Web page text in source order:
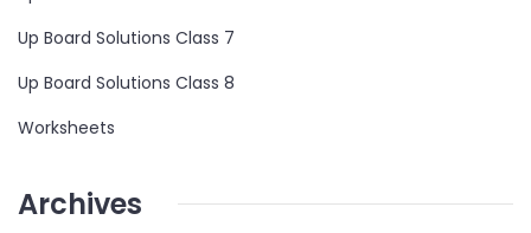
Up Board Solutions Class 7
Up Board Solutions Class 8
Worksheets
Archives